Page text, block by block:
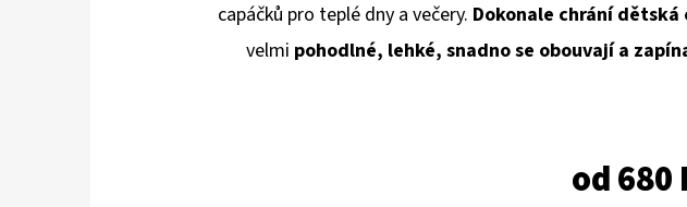
capáčků pro teplé dny a večery. Dokonale chrání dětská
velmi pohodlné, lehké, snadno se obouvají a
od680